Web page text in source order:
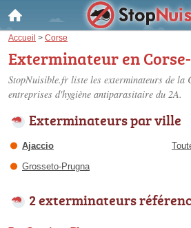
Accueil > Corse
Exterminateur en
StopNuisible.fr liste les exterminateurs de la
entreprises d'hygiène antiparasitaire du 2A.
Exterminateurs par ville
Ajaccio
Grosseto-Prugna
2 exterminateurs